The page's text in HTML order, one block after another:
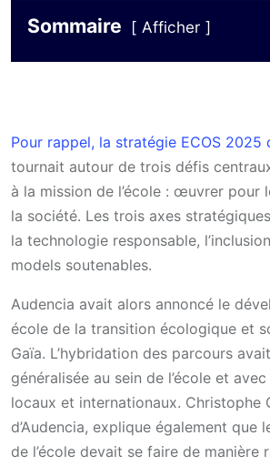
Sommaire Afficher
Pour rappel, la stratégie ECOS 2025
tournait autour de trois défis
à la mission de l’école : œuvrer pour
la société. Les trois axes
la technologie responsable,
models soutenables.
Audencia avait alors annoncé le
école de la transition écologique et
Gaïa. L’hybridation des parcours
généralisée au sein de l’école et
locaux et internationaux. Christophe
d’Audencia, explique également que
de l’école devait se faire de manière